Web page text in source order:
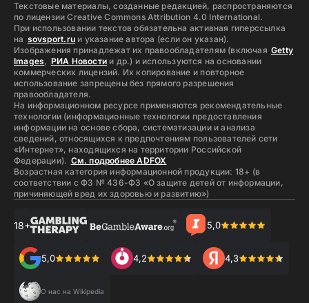
Текстовые материалы, созданные редакцией, распространяются
по лицензии Creative Commons Attribution 4.0 International.
При использовании текстов обязательна активная гиперссылка
на sovsport.ruи указание автора (если он указан).
Изображения принадлежат их правообладателям (включая Getty
Images, РИА Новости и др.) и используются на основании
коммерческих лицензий. Их копирование и повторное
использование запрещены без прямого разрешения
правообладателя.
На информационном ресурсе применяются рекомендательные
технологии (информационные технологии предоставления
информации на основе сбора, систематизации и анализа
сведений, относящихся к предпочтениям пользователей сети
«Интернет», находящихся на территории Российской
Федерации). См. подробнее ADFOX
Возрастная категория информационной продукции: 18+ (в
соответствии с ФЗ № 436-ФЗ «О защите детей от информации,
причиняющей вред их здоровью и развитию»)
18+ 5,0
5,0 4,2 4,3
О нас на Wikipedia